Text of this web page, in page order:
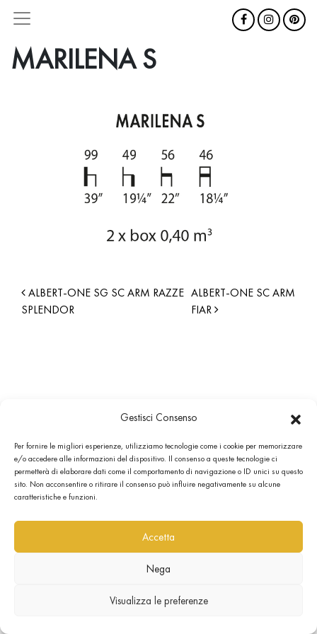
Gestisci Consenso
Per fornire le migliori esperienze, utilizziamo tecnologie come i cookie per memorizzare
e/o accedere alle informazioni del dispositivo. Il consenso a queste tecnologie ci
permetterà di elaborare dati come il comportamento di navigazione o ID unici su questo
sito. Non acconsentire o ritirare il consenso può influire negativamente su alcune
caratteristiche e funzioni.
Accetta
Nega
Visualizza le preferenze
MARILENA S
ALBERT-ONE SG SC ARM RAZZE
SPLENDOR
ALBERT-ONE SC ARM
FIAR